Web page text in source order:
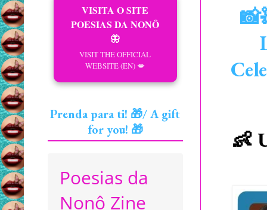
👶
VISITA O SITE
POESIAS DA NONÔ
🦋
VISIT THE OFFICIAL
WEBSITE (EN) 💋
Prenda para ti! 🎁/ A gift
for you! 🎁
Poesias da
Nonô Zine